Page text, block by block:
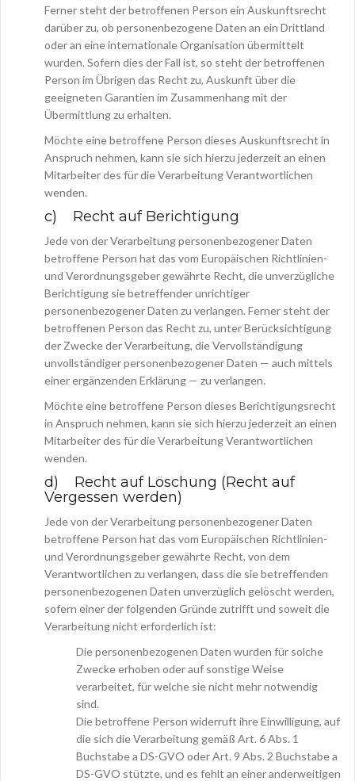
Ferner steht der betroffenen Person ein Auskunftsrecht
darüber zu, ob personenbezogene Daten an ein Drittland
oder an eine internationale Organisation übermittelt
wurden. Sofern dies der Fall ist, so steht der betroffenen
Person im Übrigen das Recht zu, Auskunft über die
geeigneten Garantien im Zusammenhang mit der
Übermittlung zu erhalten.
Möchte eine betroffene Person dieses Auskunftsrecht in
Anspruch nehmen, kann sie sich hierzu jederzeit an einen
Mitarbeiter des für die Verarbeitung Verantwortlichen
wenden.
c) Recht auf Berichtigung
Jede von der Verarbeitung personenbezogener Daten
betroffene Person hat das vom Europäischen Richtlinien-
und Verordnungsgeber gewährte Recht, die unverzügliche
Berichtigung sie betreffender unrichtiger
personenbezogener Daten zu verlangen. Ferner steht der
betroffenen Person das Recht zu, unter Berücksichtigung
der Zwecke der Verarbeitung, die Vervollständigung
unvollständiger personenbezogener Daten — auch mittels
einer ergänzenden Erklärung — zu verlangen.
Möchte eine betroffene Person dieses Berichtigungsrecht
in Anspruch nehmen, kann sie sich hierzu jederzeit an einen
Mitarbeiter des für die Verarbeitung Verantwortlichen
wenden.
d) Recht auf Löschung (Recht auf
Vergessen werden)
Jede von der Verarbeitung personenbezogener Daten
betroffene Person hat das vom Europäischen Richtlinien-
und Verordnungsgeber gewährte Recht, von dem
Verantwortlichen zu verlangen, dass die sie betreffenden
personenbezogenen Daten unverzüglich gelöscht werden,
sofern einer der folgenden Gründe zutrifft und soweit die
Verarbeitung nicht erforderlich ist:
Die personenbezogenen Daten wurden für solche
Zwecke erhoben oder auf sonstige Weise
verarbeitet, für welche sie nicht mehr notwendig
sind.
Die betroffene Person widerruft ihre Einwilligung, auf
die sich die Verarbeitung gemäß Art. 6 Abs. 1
Buchstabe a DS-GVO oder Art. 9 Abs. 2 Buchstabe a
DS-GVO stützte, und es fehlt an einer anderweitigen